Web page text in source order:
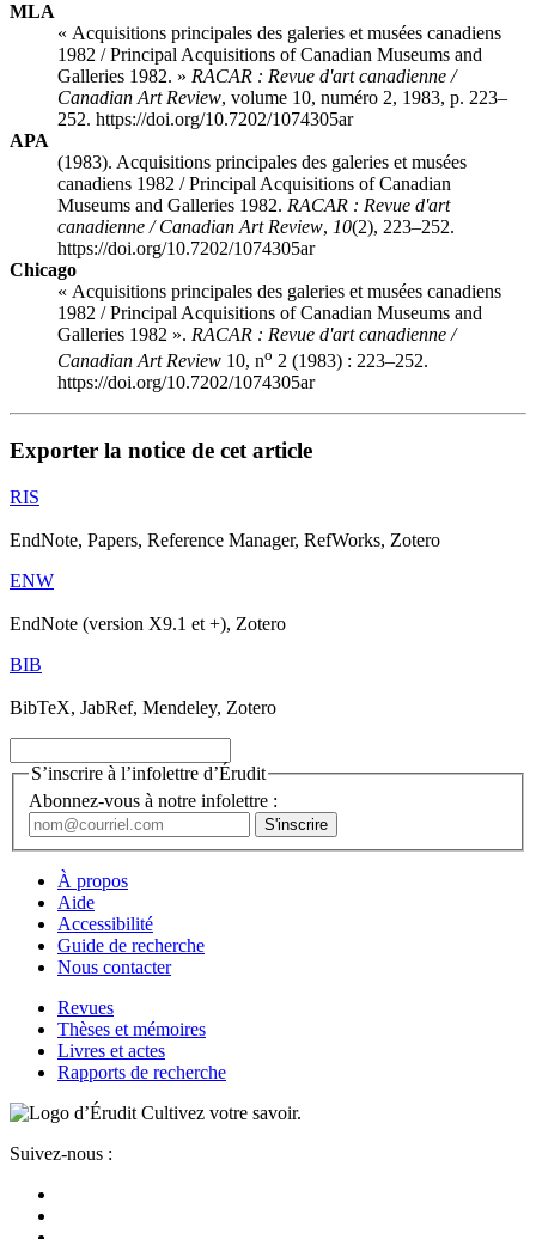
MLA
« Acquisitions principales des galeries et musées canadiens
1982 / Principal Acquisitions of Canadian Museums and
Galleries 1982. » RACAR : Revue d'art canadienne /
Canadian Art Review, volume 10, numéro 2, 1983, p. 223–
252. https://doi.org/10.7202/1074305ar
APA
(1983). Acquisitions principales des galeries et musées
canadiens 1982 / Principal Acquisitions of Canadian
Museums and Galleries 1982. RACAR : Revue d'art
canadienne / Canadian Art Review, 10(2), 223–252.
https://doi.org/10.7202/1074305ar
Chicago
« Acquisitions principales des galeries et musées canadiens
1982 / Principal Acquisitions of Canadian Museums and
Galleries 1982 ». RACAR : Revue d'art canadienne /
Canadian Art Review 10, no 2 (1983) : 223–252.
https://doi.org/10.7202/1074305ar
Exporter la notice de cet article
RIS
EndNote, Papers, Reference Manager, RefWorks, Zotero
ENW
EndNote (version X9.1 et +), Zotero
BIB
BibTeX, JabRef, Mendeley, Zotero
S’inscrire à l’infolettre d’Érudit
Abonnez-vous à notre infolettre :
À propos
Aide
Accessibilité
Guide de recherche
Nous contacter
Revues
Thèses et mémoires
Livres et actes
Rapports de recherche
Cultivez votre savoir.
Suivez-nous :